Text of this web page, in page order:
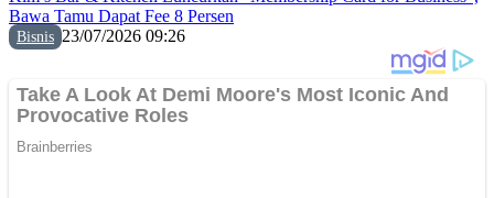
Bawa Tamu Dapat Fee 8 Persen
Bisnis 23/07/2026 09:26